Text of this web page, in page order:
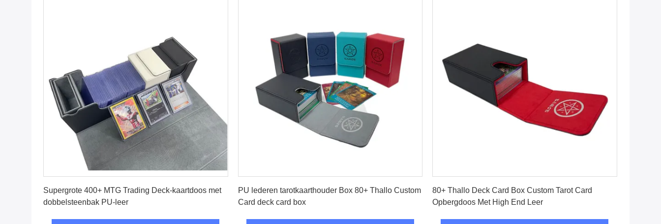
Supergrote 400+ MTG Trading Deck-kaartdoos met
dobbelsteenbak PU-leer
PU lederen tarotkaarthouder Box 80+ Thallo Custom
Card deck card box
80+ Thallo Deck Card Box Custom Tarot Card
Opbergdoos Met High End Leer